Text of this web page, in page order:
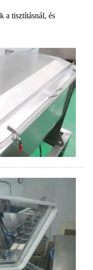
a tisztításnál, és